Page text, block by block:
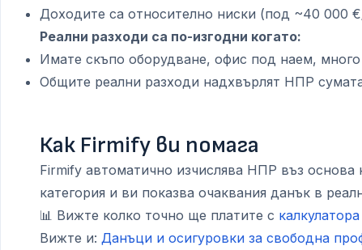
Доходите са относително ниски (под ~40 000
Реални разходи са по-изгодни когато:
Имате скъпо оборудване, офис под наем,
Общите реални разходи надхвърлят НПР
Как Firmify ви помага
Firmify автоматично изчислява НПР въз основа
категория и ви показва очаквания данък в
📊 Вижте колко точно ще платите с
Вижте и: Данъци и осигуровки за свободна